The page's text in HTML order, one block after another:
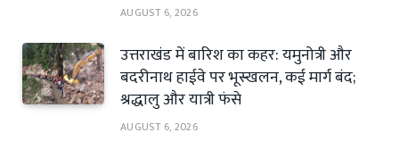
AUGUST 6, 2026
उत्तराखंड में बारिश का कहर: यमुनोत्री और
बदरीनाथ हाईवे पर भूस्खलन, कई मार्ग बंद;
श्रद्धालु और यात्री फंसे
AUGUST 6, 2026